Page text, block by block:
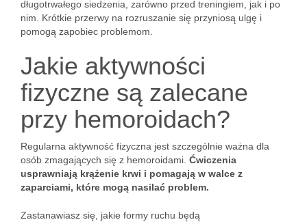
długotrwałego siedzenia, zarówno przed treningiem, jak i po
nim. Krótkie przerwy na rozruszanie się przyniosą ulgę i
pomogą zapobiec problemom.
Jakie aktywności
fizyczne są zalecane
przy hemoroidach?
Regularna aktywność fizyczna jest szczególnie ważna dla
osób zmagających się z hemoroidami. Ćwiczenia
usprawniają krążenie krwi i pomagają w walce z
zaparciami, które mogą nasilać problem.
Zastanawiasz się, jakie formy ruchu będą